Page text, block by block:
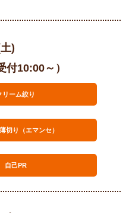
)
10:00～）
ーム絞り
り（エマンセ）
自己PR